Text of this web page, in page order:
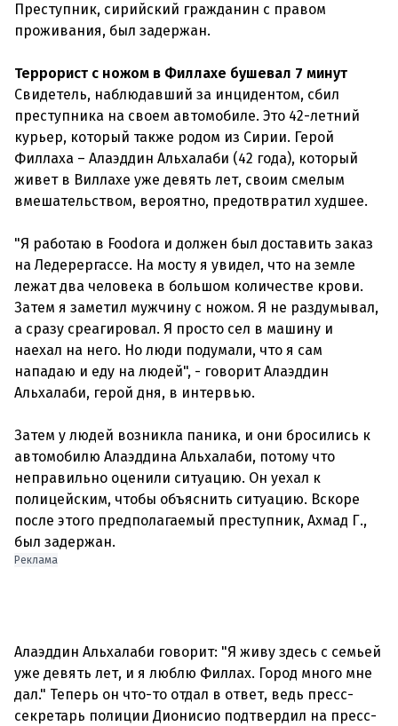
Преступник, сирийский гражданин с правом
проживания, был задержан.
Террорист с ножом в Филлахе бушевал 7 минут
Свидетель, наблюдавший за инцидентом, сбил
преступника на своем автомобиле. Это 42-летний
курьер, который также родом из Сирии. Герой
Филлаха – Алаэддин Альхалаби (42 года), который
живет в Виллахе уже девять лет, своим смелым
вмешательством, вероятно, предотвратил худшее.
"Я работаю в Foodora и должен был доставить заказ
на Ледерергассе. На мосту я увидел, что на земле
лежат два человека в большом количестве крови.
Затем я заметил мужчину с ножом. Я не раздумывал,
а сразу среагировал. Я просто сел в машину и
наехал на него. Но люди подумали, что я сам
нападаю и еду на людей", - говорит Алаэддин
Альхалаби, герой дня, в интервью.
Затем у людей возникла паника, и они бросились к
автомобилю Алаэддина Альхалаби, потому что
неправильно оценили ситуацию. Он уехал к
полицейским, чтобы объяснить ситуацию. Вскоре
после этого предполагаемый преступник, Ахмад Г.,
был задержан.
Реклама
Алаэддин Альхалаби говорит: "Я живу здесь с семьей
уже девять лет, и я люблю Филлах. Город много мне
дал." Теперь он что-то отдал в ответ, ведь пресс-
секретарь полиции Дионисио подтвердил на пресс-